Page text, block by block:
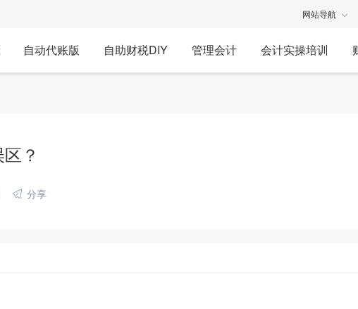
网站导航
自动代账版 自助财税DIY 管理会计 会计实操培训
？
分享